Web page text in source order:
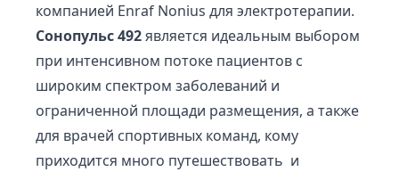
компанией Enraf Nonius для электротерапии.
Сонопульс 492является идеальным выбором
при интенсивном потоке пациентов с
широким спектром заболеваний и
ограниченной площади размещения, а также
для врачей спортивных команд, кому
приходится много путешествовать и